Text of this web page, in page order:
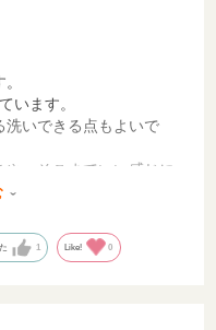
います。
洗いできる点もよいで
、そこまでいい感じに
した。
1 Like! 0